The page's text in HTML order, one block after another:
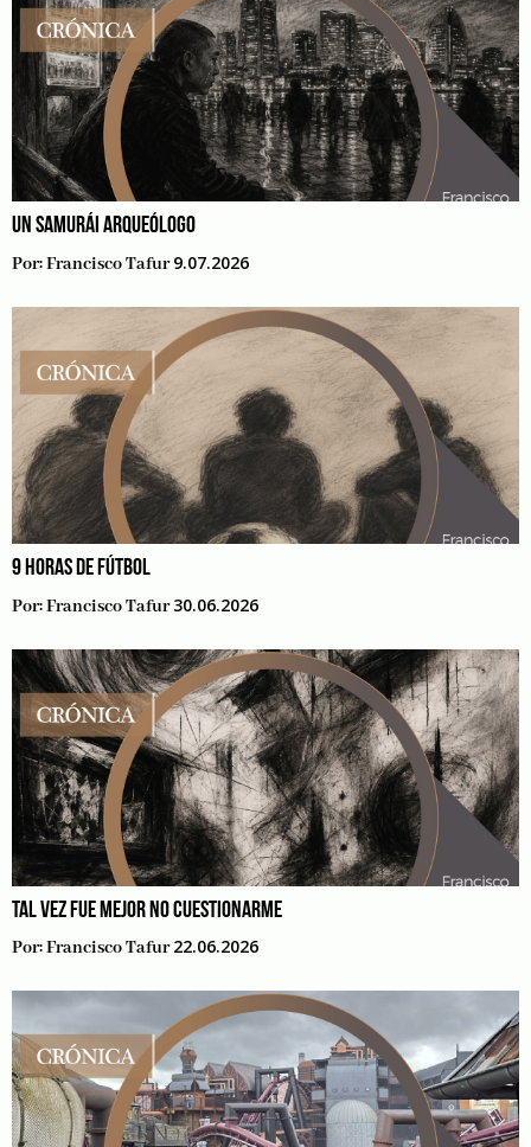
UN SAMURÁI ARQUEÓLOGO
Por:Francisco Tafur 9.07.2026
9 HORAS DE FÚTBOL
Por:Francisco Tafur 30.06.2026
TAL VEZ FUE MEJOR NO CUESTIONARME
Por:Francisco Tafur 22.06.2026